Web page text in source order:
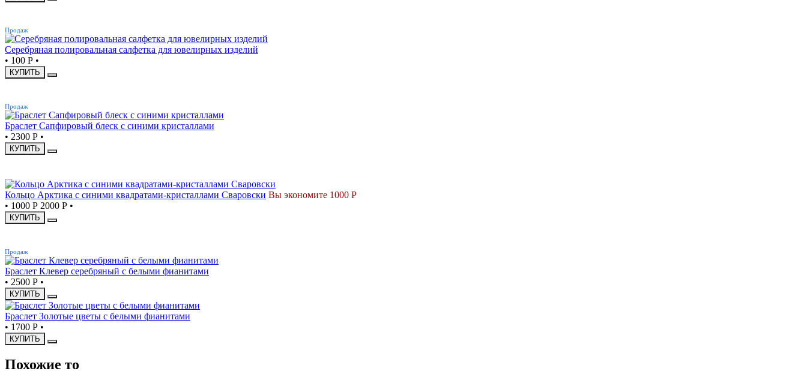
Продаж
Серебряная полировальная салфетка для ювелирных изделий
• 100 Р •
КУПИТЬ
Продаж
Браслет Сапфировый блеск с синими кристаллами
• 2300 Р •
КУПИТЬ
Кольцо Арктика с синими квадратами-кристаллами Сваровски Вы экономите 1000 Р
• 1000 Р 2000 Р •
КУПИТЬ
Продаж
Браслет Клевер серебряный с белыми фианитами
• 2500 Р •
КУПИТЬ
Браслет Золотые цветы с белыми фианитами
• 1700 Р •
КУПИТЬ
Похожие то